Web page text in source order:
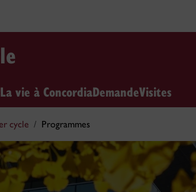
La vie à ConcordiaDemandeVisites
cycle Programmes